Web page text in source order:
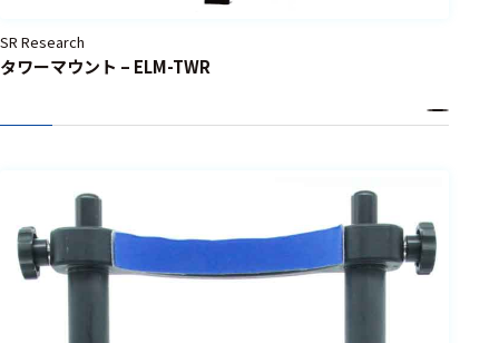
SR Research
タワーマウント – ELM-TWR